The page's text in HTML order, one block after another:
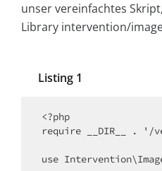
unser vereinfachtes
Library intervention/
Listing 1
<?php
require __DIR__ . '/
use